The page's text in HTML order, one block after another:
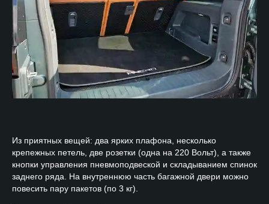
Из приятных вещей: два ярких плафона, несколько
крепежных петель, две розетки (одна на 220 Вольт), а также
кнопки управления пневмоподвеской и складыванием спинок
заднего ряда. На внутреннюю часть багажной двери можно
повесить пару пакетов (по 3 кг).